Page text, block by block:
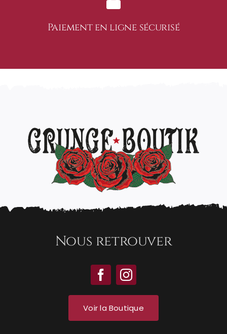
Paiement en ligne sécurisé
Nous retrouver
Voir la Boutique